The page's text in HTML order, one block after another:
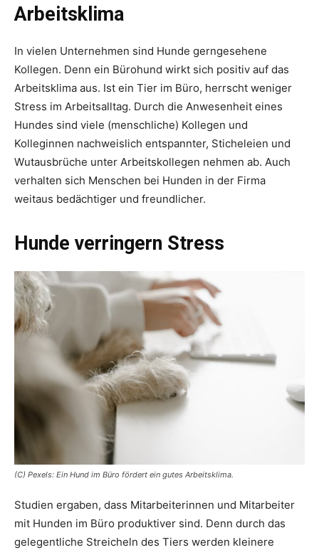
Arbeitsklima
In vielen Unternehmen sind Hunde gerngesehene
Kollegen. Denn ein Bürohund wirkt sich positiv auf das
Arbeitsklima aus. Ist ein Tier im Büro, herrscht weniger
Stress im Arbeitsalltag. Durch die Anwesenheit eines
Hundes sind viele (menschliche) Kollegen und
Kolleginnen nachweislich entspannter, Sticheleien und
Wutausbrüche unter Arbeitskollegen nehmen ab. Auch
verhalten sich Menschen bei Hunden in der Firma
weitaus bedächtiger und freundlicher.
Hunde verringern Stress
(C) Pexels: Ein Hund im Büro fördert ein gutes Arbeitsklima.
Studien ergaben, dass Mitarbeiterinnen und Mitarbeiter
mit Hunden im Büro produktiver sind. Denn durch das
gelegentliche Streicheln des Tiers werden kleinere